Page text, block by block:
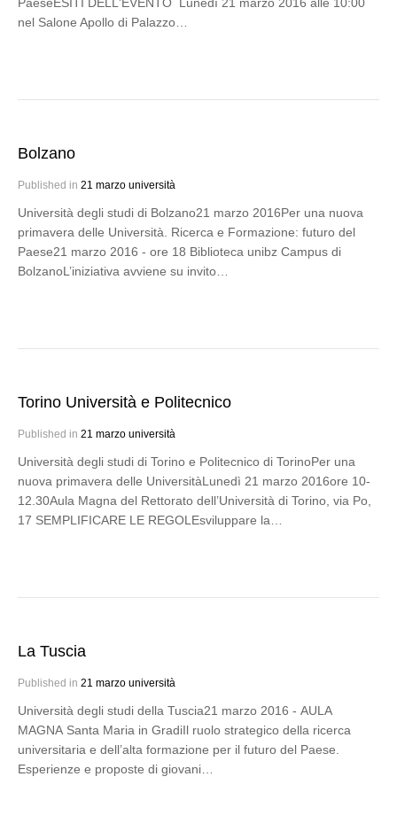
nel Salone Apollo di Palazzo…
Bolzano
Published in 21 marzo università
Università degli studi di Bolzano21 marzo 2016Per una nuova
primavera delle Università. Ricerca e Formazione: futuro del
Paese21 marzo 2016 - ore 18 Biblioteca unibz Campus di
BolzanoL’iniziativa avviene su invito…
Torino Università e Politecnico
Published in 21 marzo università
Università degli studi di Torino e Politecnico di TorinoPer una
nuova primavera delle UniversitàLunedì 21 marzo 2016ore 10-
12.30Aula Magna del Rettorato dell’Università di Torino, via Po,
17 SEMPLIFICARE LE REGOLEsviluppare la…
La Tuscia
Published in 21 marzo università
Università degli studi della Tuscia21 marzo 2016 - AULA
MAGNA Santa Maria in GradiIl ruolo strategico della ricerca
universitaria e dell’alta formazione per il futuro del Paese.
Esperienze e proposte di giovani…